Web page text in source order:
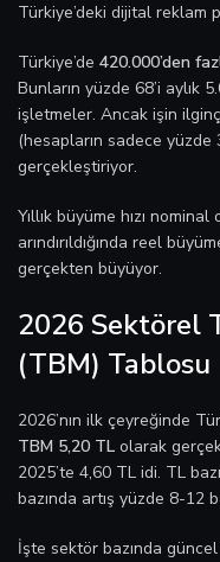
Türkiye’deki dijital reklam
Türkiye’de 420.000’den
Bunların yüzde 68’i aylık
işletmeler. Ancak işin
(hesapların sadece yüzde
gerçekleştiriyor.
Yıllık büyüme hızı
arındırıldığında reel
gerçekten büyüyor.
2026 Sektörel
(TBM) Tablosu
2026’nın ilk çeyreğinde
TBM 5,20 TL olarak
2025’te 4,60 TL idi. TL
bazında artış yüzde 8-12
İşte sektör bazında